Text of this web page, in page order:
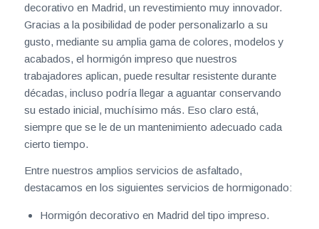
decorativo en Madrid, un revestimiento muy innovador.
Gracias a la posibilidad de poder personalizarlo a su
gusto, mediante su amplia gama de colores, modelos y
acabados, el hormigón impreso que nuestros
trabajadores aplican, puede resultar resistente durante
décadas, incluso podría llegar a aguantar conservando
su estado inicial, muchísimo más. Eso claro está,
siempre que se le de un mantenimiento adecuado cada
cierto tiempo.
Entre nuestros amplios servicios de asfaltado,
destacamos en los siguientes servicios de hormigonado:
Hormigón decorativo en Madrid del tipo impreso.